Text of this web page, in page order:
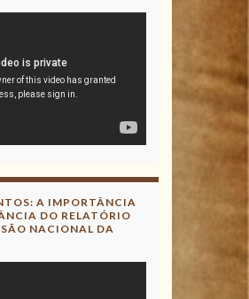
A IMPORTÂNCIA
DO RELATÓRIO
NACIONAL DA